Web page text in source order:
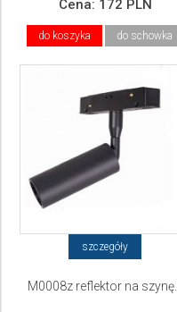
Cena: 172 PLN
do koszyka do schowka
szczegóły
M0008z reflektor na szynę...